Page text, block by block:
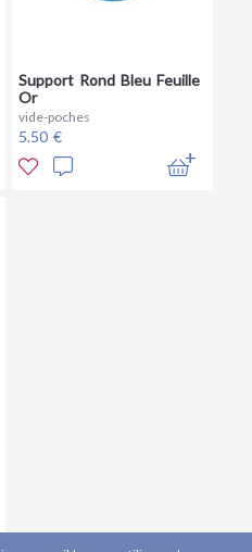
Support Rond Bleu Feuille
Or
vide-poches
5.50 €